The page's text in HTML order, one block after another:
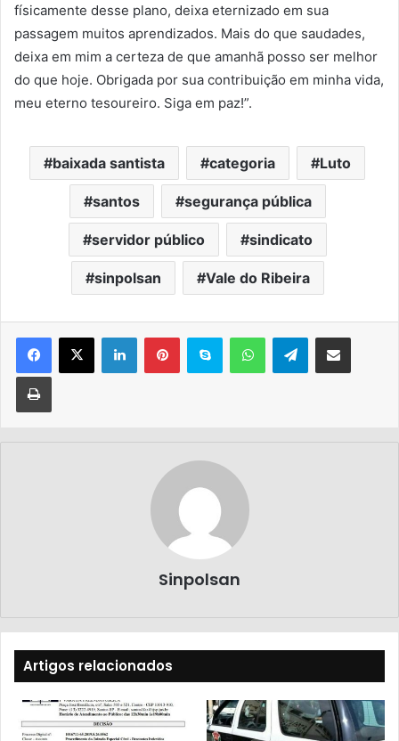
físicamente desse plano, deixa eternizado em sua
passagem muitos aprendizados. Mais do que saudades,
deixa em mim a certeza de que amanhã posso ser melhor
do que hoje. Obrigada por sua contribuição em minha vida,
meu eterno tesoureiro. Siga em paz!”.
baixada santista categoria Luto
santos segurança pública
servidor público sindicato
sinpolsan Vale do Ribeira
Sinpolsan
Artigos relacionados